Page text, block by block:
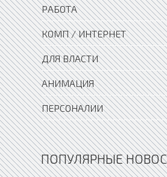
РАБОТА
КОМП / ИНТЕРНЕТ
ДЛЯ ВЛАСТИ
АНИМАЦИЯ
ПЕРСОНАЛИИ
ПОПУЛЯРНЫЕ